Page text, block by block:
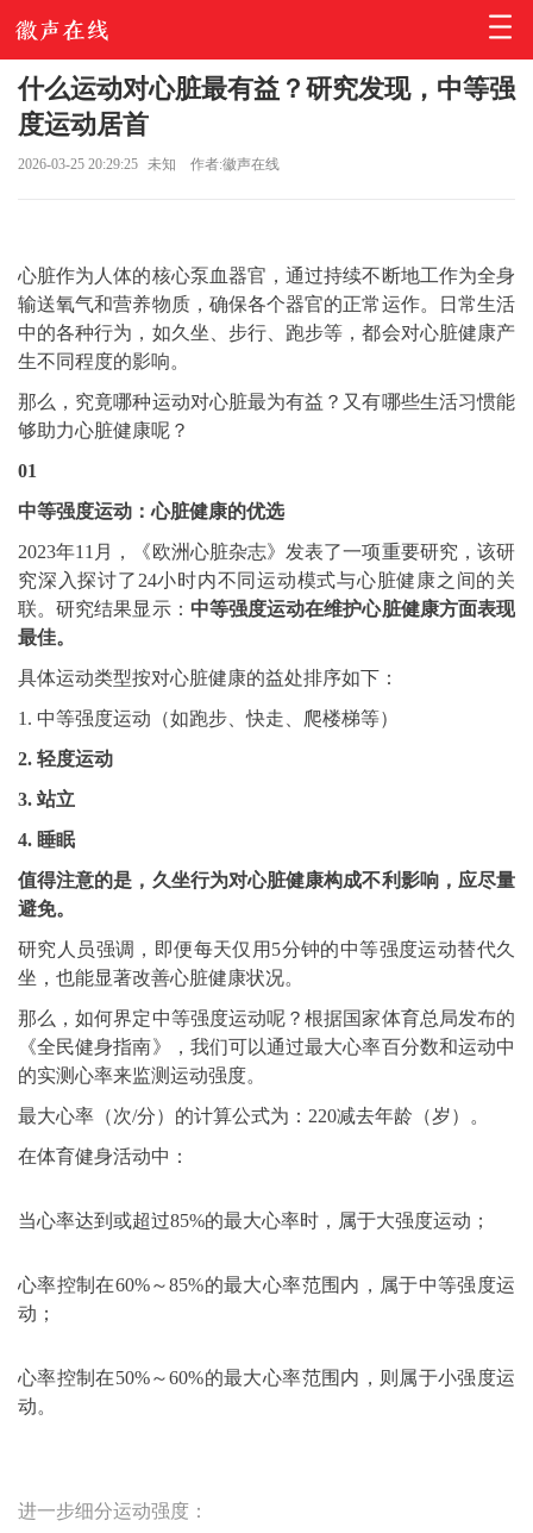
什么运动对心脏最有益？研究发现，中等强
度运动居首
2026-03-25 20:29:25 未知 作者:徽声在线
心脏作为人体的核心泵血器官，通过持续不断地工作为全身
输送氧气和营养物质，确保各个器官的正常运作。日常生活
中的各种行为，如久坐、步行、跑步等，都会对心脏健康产
生不同程度的影响。
那么，究竟哪种运动对心脏最为有益？又有哪些生活习惯能
够助力心脏健康呢？
01
中等强度运动：心脏健康的优选
2023年11月，《欧洲心脏杂志》发表了一项重要研究，该研
究深入探讨了24小时内不同运动模式与心脏健康之间的关
联。研究结果显示： 中等强度运动在维护心脏健康方面表现
最佳。
具体运动类型按对心脏健康的益处排序如下：
1. 中等强度运动（如跑步、快走、爬楼梯等）
2. 轻度运动
3. 站立
4. 睡眠
值得注意的是，久坐行为对心脏健康构成不利影响，应尽量
避免。
研究人员强调，即便每天仅用5分钟的中等强度运动替代久
坐，也能显著改善心脏健康状况。
那么，如何界定中等强度运动呢？根据国家体育总局发布的
《全民健身指南》，我们可以通过最大心率百分数和运动中
的实测心率来监测运动强度。
最大心率（次/分）的计算公式为：220减去年龄（岁）。
在体育健身活动中：
当心率达到或超过85%的最大心率时，属于大强度运动；
心率控制在60%～85%的最大心率范围内，属于中等强度运
动；
心率控制在50%～60%的最大心率范围内，则属于小强度运
动。
进一步细分运动强度：